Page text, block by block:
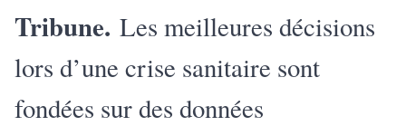
Tribune. Les meilleures décisions
lors d’une crise sanitaire sont
fondées sur des données